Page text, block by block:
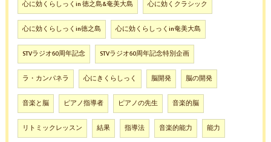
心に効くらしっくin 徳之島&奄美大島 心に効くクラシック
心に効くらしっくin徳之島 心に効くらしっくin奄美大島
STVラジオ60周年記念 STVラジオ60周年記念特別企画
ラ・カンパネラ 心にきくらしっく 脳開発 脳の開発
音楽と脳 ピアノ指導者 ピアノの先生 音楽的脳
リトミックレッスン 結果 指導法 音楽的能力 能力